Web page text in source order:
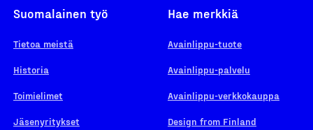
Suomalainen työ
Tietoa meistä
Historia
Toimielimet
Jäsenyritykset
Hae merkkiä
Avainlippu-tuote
Avainlippu-palvelu
Avainlippu-verkkokauppa
Design from Finland